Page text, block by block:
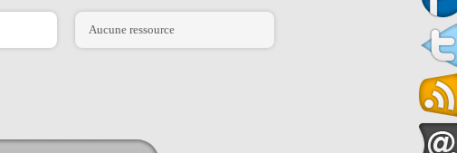
Aucune ressource